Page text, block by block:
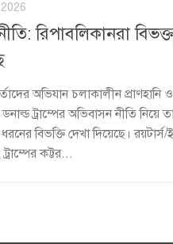
রিপাবলিকানরা
অভিযান চলাকালীন প্রাণহানি
ডনাল্ড ট্রাম্পের অভিবাসন নীতি
বিভক্তি দেখা দিয়েছে।
কট্টর...